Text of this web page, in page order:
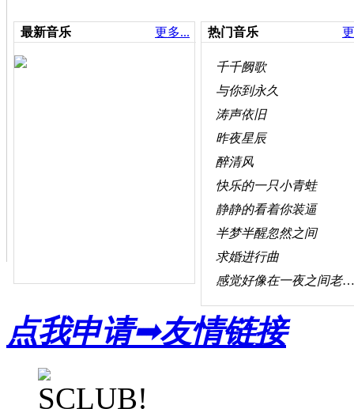
最新音乐 更多... 热门音乐
千千阙歌
与你到永久
涛声依旧
昨夜星辰
醉清风
快乐的一只小青蛙
静静的看着你装逼
半梦半醒忽然之间
求婚进行曲
感觉好像在一夜之间老了好几十岁
点我申请➟友情链接